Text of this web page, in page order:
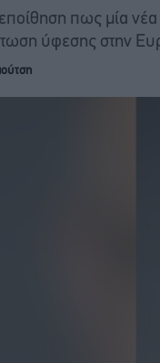
πως μία
ύφεσης στην